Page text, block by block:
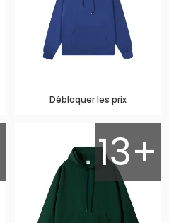
Débloquer les prix
13+